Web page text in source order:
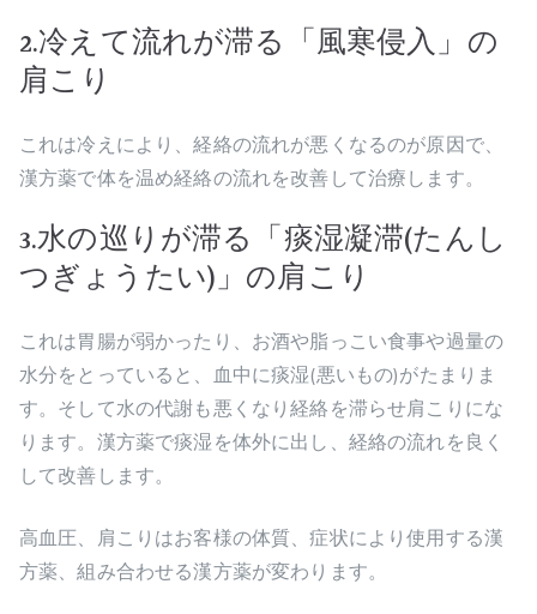
2.冷えて流れが滞る「風寒侵入」の
肩こり
これは冷えにより、経絡の流れが悪くなるのが原因で、
漢方薬で体を温め経絡の流れを改善して治療します。
3.水の巡りが滞る「痰湿凝滞(たんし
つぎょうたい)」の肩こり
これは胃腸が弱かったり、お酒や脂っこい食事や過量の
水分をとっていると、血中に痰湿(悪いもの)がたまりま
す。そして水の代謝も悪くなり経絡を滞らせ肩こりにな
ります。漢方薬で痰湿を体外に出し、経絡の流れを良く
して改善します。
高血圧、肩こりはお客様の体質、症状により使用する漢
方薬、組み合わせる漢方薬が変わります。